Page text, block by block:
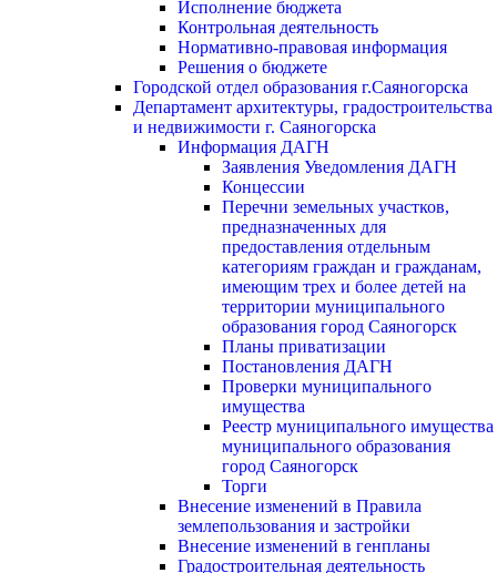
Исполнение бюджета
Контрольная деятельность
Нормативно-правовая информация
Решения о бюджете
Городской отдел образования г.Саяногорска
Департамент архитектуры, градостроительства
и недвижимости г. Саяногорска
Информация ДАГН
Заявления Уведомления ДАГН
Концессии
Перечни земельных участков,
предназначенных для
предоставления отдельным
категориям граждан и гражданам,
имеющим трех и более детей на
территории муниципального
образования город Саяногорск
Планы приватизации
Постановления ДАГН
Проверки муниципального
имущества
Реестр муниципального имущества
муниципального образования
город Саяногорск
Торги
Внесение изменений в Правила
землепользования и застройки
Внесение изменений в генпланы
Градостроительная деятельность